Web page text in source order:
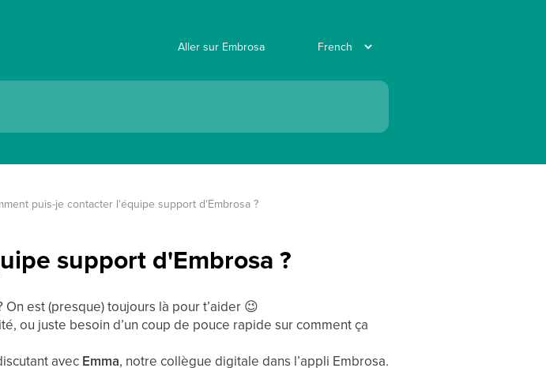
Aller sur Embrosa
puis-je contacter l'équipe support d'Embrosa ?
support d'Embrosa ?
est (presque) toujours là pour t’aider 😉
ou juste besoin d’un coup de pouce rapide sur comment ça
avec Emma, notre collègue digitale dans l’appli Embrosa.